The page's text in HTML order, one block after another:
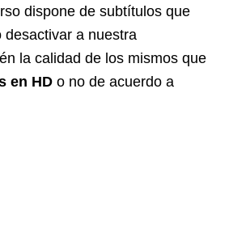
dispone de subtítulos que
desactivar a nuestra
la calidad de los mismos que
en HD o no de acuerdo a